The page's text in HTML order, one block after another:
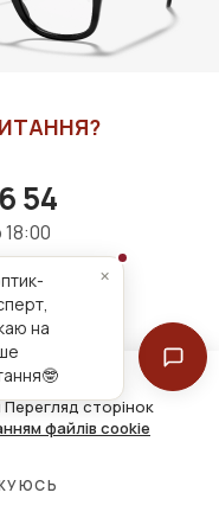
зручнішої
сторінок
файлів cookie
54
захищені
на
×